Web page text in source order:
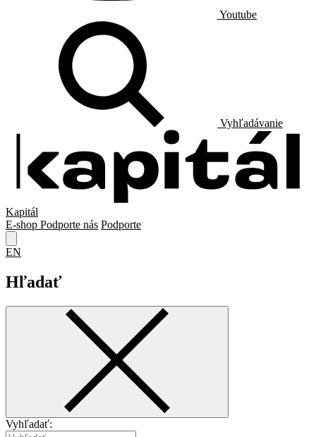
Youtube
Vyhľadávanie
Kapitál
E-shop Podporte nás Podporte
EN
Hľadať
Vyhľadať: